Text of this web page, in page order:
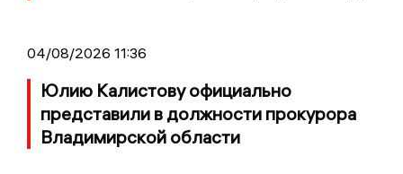
04/08/2026 11:36
Юлию Калистову официально
представили в должности прокурора
Владимирской области